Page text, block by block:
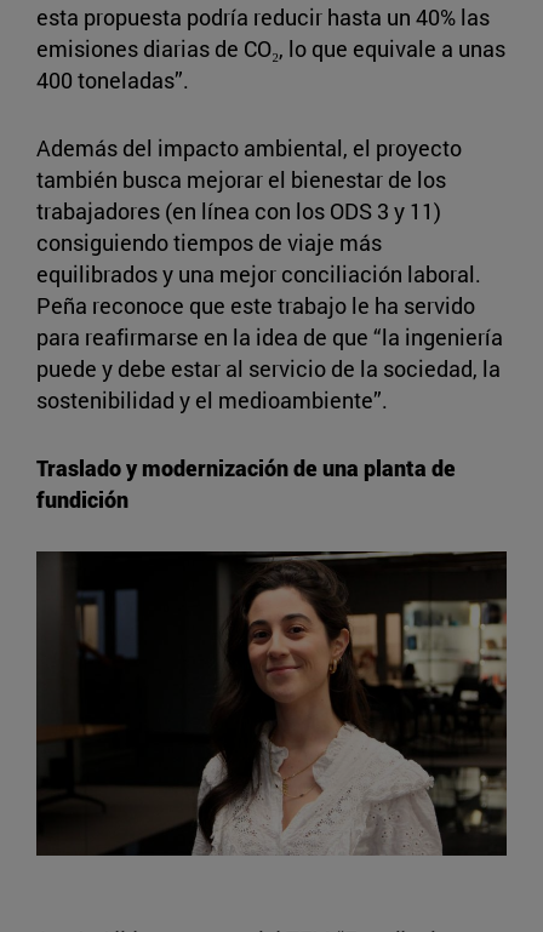
esta propuesta podría reducir hasta un 40% las
emisiones diarias de CO₂, lo que equivale a unas
400 toneladas”.
Además del impacto ambiental, el proyecto
también busca mejorar el bienestar de los
trabajadores (en línea con los ODS 3 y 11)
consiguiendo tiempos de viaje más
equilibrados y una mejor conciliación laboral.
Peña reconoce que este trabajo le ha servido
para reafirmarse en la idea de que “la ingeniería
puede y debe estar al servicio de la sociedad, la
sostenibilidad y el medioambiente”.
Traslado y modernización de una planta de
fundición